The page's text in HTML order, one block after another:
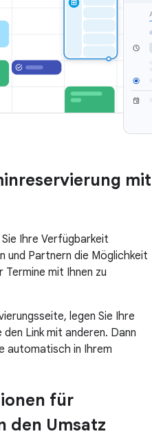
mit
Ihre Verfügbarkeit
und Partnern die Möglichkeit
mit Ihnen zu
legen Sie Ihre
Link mit anderen. Dann
automatisch in Ihrem
für
den Umsatz